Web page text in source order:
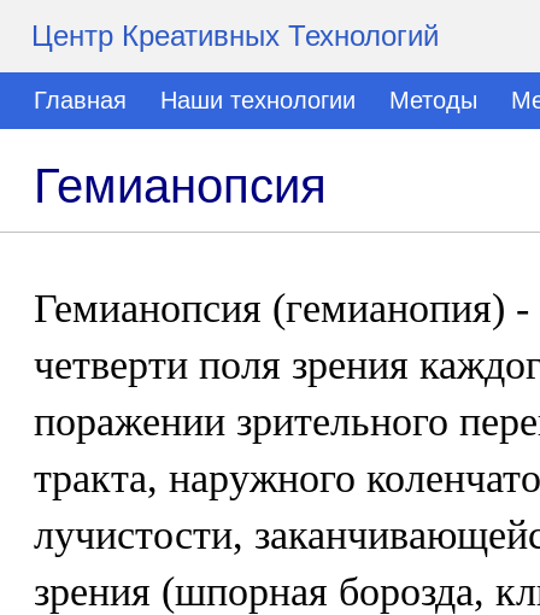
Центр Креативных Технологий
Главная Наши технологии Методы
Гемианопсия
Гемианопсия (гемианопия)
четверти поля зрения
поражении зрительного
тракта, наружного
лучистости,
зрения (шпорная борозда,